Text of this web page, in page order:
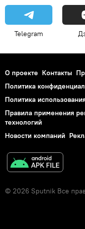
Telegram
О проекте Контакты
Политика
Политика
Правила применения
технологий
Новости компаний
© 2026 Sputnik Все